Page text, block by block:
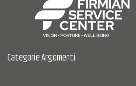
Categorie Argomenti